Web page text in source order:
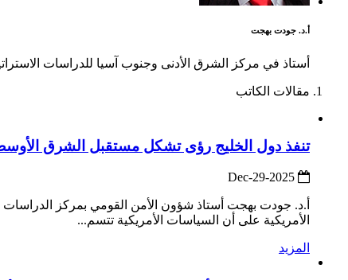
أ.د. جودت بهجت
أستاذ في مركز الشرق الأدنى وجنوب آسيا للدراسات الاستراتيجية
مقالات الكاتب
تنفذ دول الخليج رؤى تشكل مستقبل الشرق الأوسط
أ.د. جودت بهجت أستاذ شؤون الأمن القومي بمركز الدراسات
الأمريكية على أن السياسات الأمريكية تتسم...
المزيد